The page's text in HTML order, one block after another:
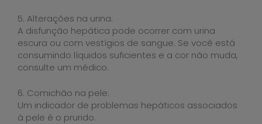
5. Alterações na urina:
A disfunção hepática pode ocorrer com urina
escura ou com vestígios de sangue. Se você está
consumindo líquidos suficientes e a cor não muda,
consulte um médico.
6. Comichão na pele:
Um indicador de problemas hepáticos associados
à pele é o prurido.